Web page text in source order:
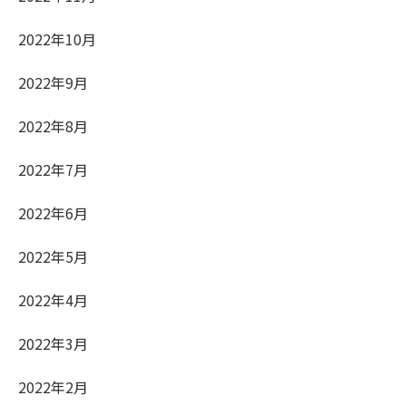
2022年10月
2022年9月
2022年8月
2022年7月
2022年6月
2022年5月
2022年4月
2022年3月
2022年2月